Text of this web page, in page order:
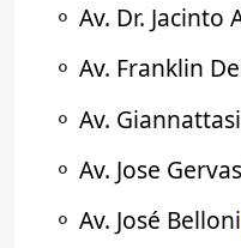
⚬ Av. Dr. Jacinto
⚬ Av. Franklin
⚬ Av.
⚬ Av. Jose
⚬ Av. José Belloni